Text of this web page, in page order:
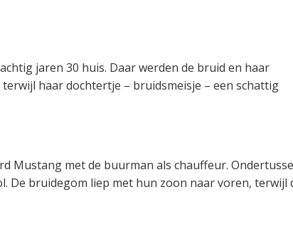
jaren 30 huis. Daar werden de bruid en haar
haar dochtertje – bruidsmeisje – een schattig
Mustang met de buurman als chauffeur.
De bruidegom liep met hun zoon naar voren, terwijl